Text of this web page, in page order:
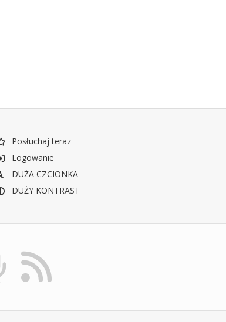
Posłuchaj teraz
Logowanie
DUŻA CZCIONKA
DUŻY KONTRAST